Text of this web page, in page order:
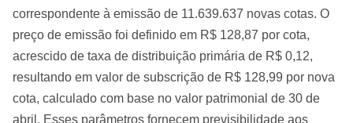
correspondente à emissão de 11.639.637 novas cotas. O
preço de emissão foi definido em R$ 128,87 por cota,
acrescido de taxa de distribuição primária de R$ 0,12,
resultando em valor de subscrição de R$ 128,99 por nova
cota, calculado com base no valor patrimonial de 30 de
abril. Esses parâmetros fornecem previsibilidade aos